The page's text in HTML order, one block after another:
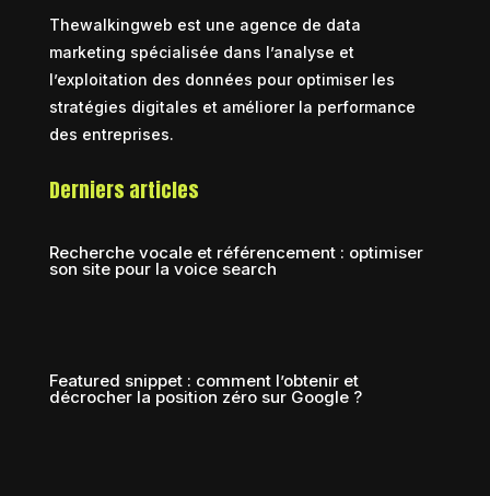
Thewalkingweb est une agence de data
marketing spécialisée dans l’analyse et
l’exploitation des données pour optimiser les
stratégies digitales et améliorer la performance
des entreprises.
Derniers articles
Recherche vocale et référencement : optimiser
son site pour la voice search
Featured snippet : comment l’obtenir et
décrocher la position zéro sur Google ?